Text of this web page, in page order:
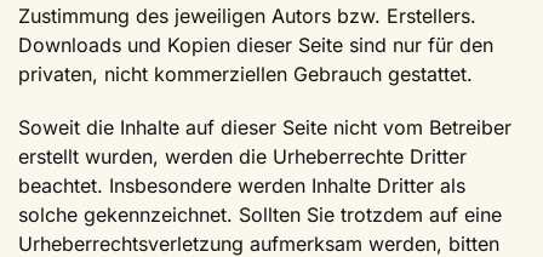
Zustimmung des jeweiligen Autors bzw. Erstellers.
Downloads und Kopien dieser Seite sind nur für den
privaten, nicht kommerziellen Gebrauch gestattet.
Soweit die Inhalte auf dieser Seite nicht vom Betreiber
erstellt wurden, werden die Urheberrechte Dritter
beachtet. Insbesondere werden Inhalte Dritter als
solche gekennzeichnet. Sollten Sie trotzdem auf eine
Urheberrechtsverletzung aufmerksam werden, bitten